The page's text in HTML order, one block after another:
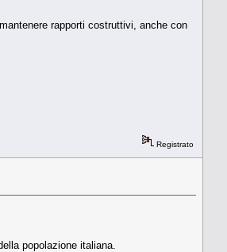
rapporti costruttivi, anche con
Registrato
popolazione italiana.